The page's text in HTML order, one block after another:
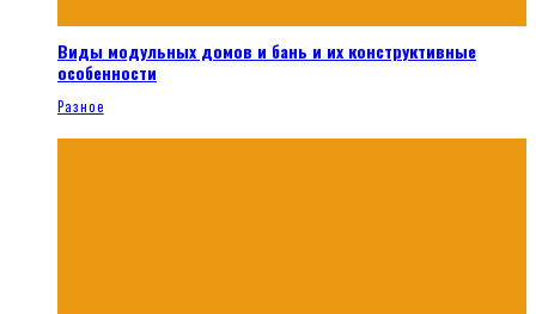
Виды модульных домов и бань и их конструктивные
особенности
Разное